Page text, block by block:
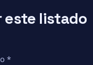
este listado
*